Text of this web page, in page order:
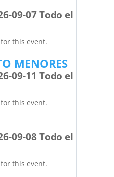
09-07 Todo el
this event.
MENORES
09-11 Todo el
this event.
09-08 Todo el
this event.